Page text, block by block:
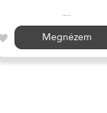
...
Megnézem